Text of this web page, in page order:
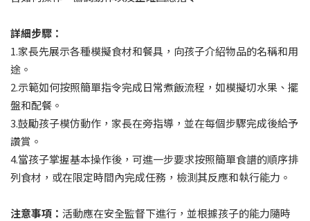
詳細步驟：
1.家長先展示各種模擬食材和餐具，向孩子介紹物品的名稱和用
途。
2.示範如何按照簡單指令完成日常煮飯流程，如模擬切水果、擺
盤和配餐。
3.鼓勵孩子模仿動作，家長在旁指導，並在每個步驟完成後給予
讚賞。
4.當孩子掌握基本操作後，可進一步要求按照簡單食譜的順序排
列食材，或在限定時間內完成任務，檢測其反應和執行能力。
注意事項： 活動應在安全監督下進行，並根據孩子的能力隨時